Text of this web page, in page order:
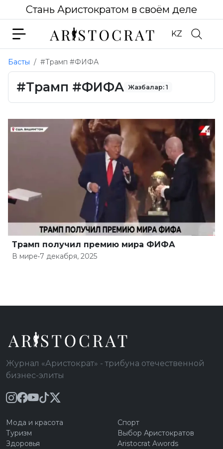
Стань Аристократом в своём деле
KZ
Басты #Трамп #ФИФА
#Трамп #ФИФА Жазбалар: 1
Трамп получил премию мира ФИФА
В мире•7 декабря, 2025
Журнал «Аристократ» - трибуна отечественной
бизнес-элиты
Мода и красота
Туризм
Здоровья
Спорт
Выбор Аристократов
Aristocrat Awords